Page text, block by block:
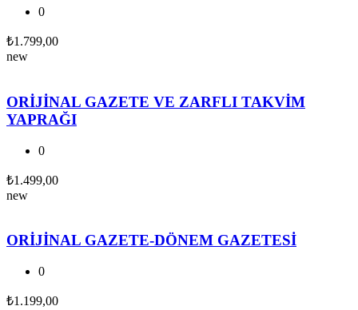
0
₺1.799,00
new
ORİJİNAL GAZETE VE ZARFLI TAKVİM
YAPRAĞI
0
₺1.499,00
new
ORİJİNAL GAZETE-DÖNEM GAZETESİ
0
₺1.199,00